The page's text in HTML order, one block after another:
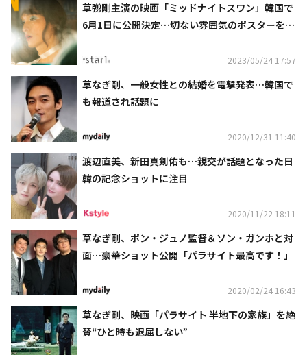
草彅剛主演の映画「ミッドナイトスワン」韓国で
6月1日に公開決定…切ない雰囲気のポスターを公
2023/05/24 17:57
草なぎ剛、一般女性との結婚を電撃発表…韓国で
も報道され話題に
2020/12/31 11:40
渡辺直美、新田真剣佑も…親交が話題となった日
韓の記念ショットに注目
2020/11/22 18:11
草なぎ剛、ポン・ジュノ監督＆ソン・ガンホと対
面…豪華ショット公開「パラサイト最高です！」
2020/02/24 16:43
草なぎ剛、映画「パラサイト 半地下の家族」を絶
賛“ひと時も退屈しない”